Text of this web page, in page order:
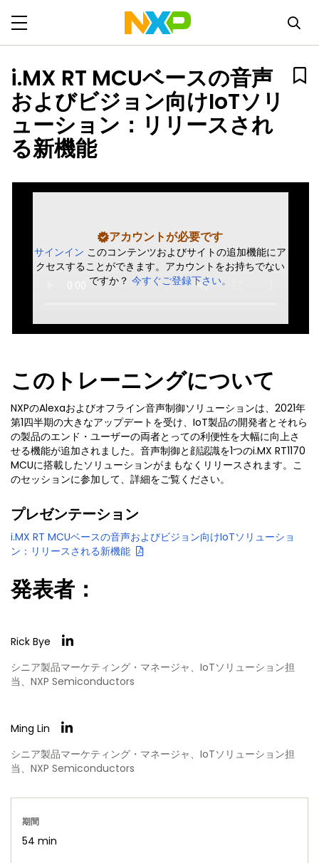
i.MX RT MCUベースの音声
およびビジョン向けIoTソリ
ューション：リリースされ
る新機能
アカウントが必要です
サインイン このコンテンツおよびサイトの追加機能にア
クセスすることができます。アカウントをお持ちでない
ですか？今すぐご登録下さい。
このトレーニングについて
NXPのAlexaおよびオフライン音声制御ソリューションは、2021年
第1四半期の大きなアップデートを受け、IoT製品の開発者とそれら
の製品のエンド・ユーザーの両者とっての利便性を大幅に向上さ
せる機能が追加されました。音声制御と顔認識を1つのi.MX RT1170
MCUに搭載したソリューションがまもなくリリースされます。こ
のセッションに参加して、詳細をご覧ください。
プレゼンテーション
i.MX RT MCUベースの音声およびビジョン向けIoTソリューショ
ン：リリースされる新機能
発表者：
Rick Bye
シニア製品マーケティング・マネージャ、IoTソリューション担
当、NXP Semiconductors
Ming Lin
シニア製品マーケティング・マネージャ、IoTソリューション担
当、NXP Semiconductors
期間
54 min